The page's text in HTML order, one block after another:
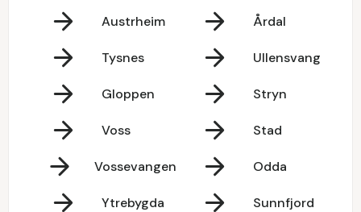
Austrheim Årdal
Tysnes Ullensvang
Gloppen Stryn
Voss Stad
Vossevangen Odda
Ytrebygda Sunnfjord